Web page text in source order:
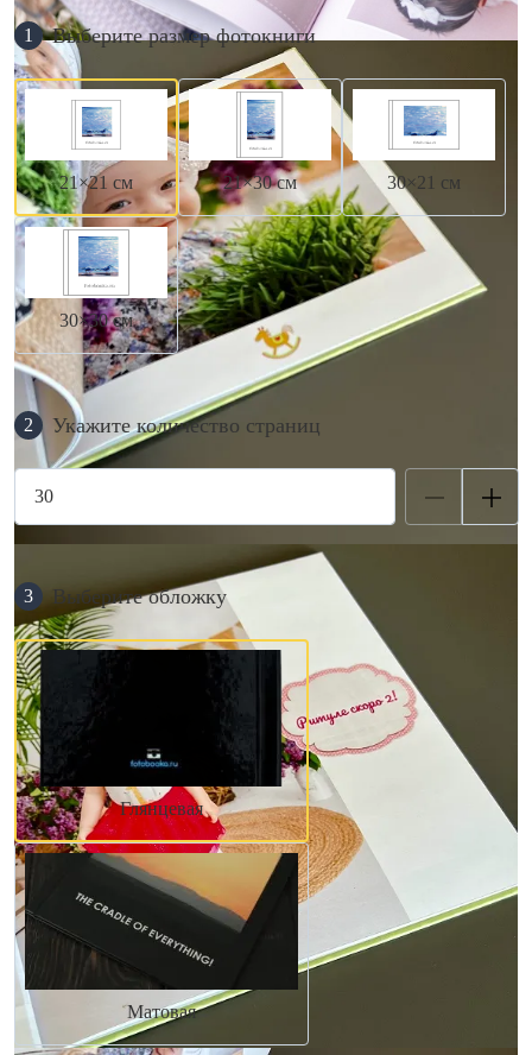
1 Выберите размер фотокниги
21×21 см 21×30 см 30×21 см
30×30 см
2 Укажите количество страниц
3 Выберите обложку
Глянцевая
Матовая